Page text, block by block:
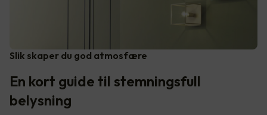
Slik skaper du god atmosfære
En kort guide til stemningsfull
belysning